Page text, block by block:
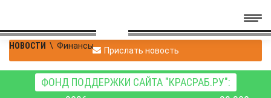
НОВОСТИ \ Финансы Прислать новость
ФОНД ПОДДЕРЖКИ САЙТА "КРАСРАБ.РУ":